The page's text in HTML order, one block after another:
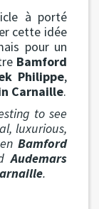
à porté
cette idée
pour un
Bamford
Philippe,
Carnaille.
to see
luxurious,
Bamford
Audemars
.